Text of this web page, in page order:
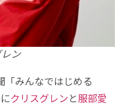
ン
「みんなではじめる
にクリスグレンと服部愛